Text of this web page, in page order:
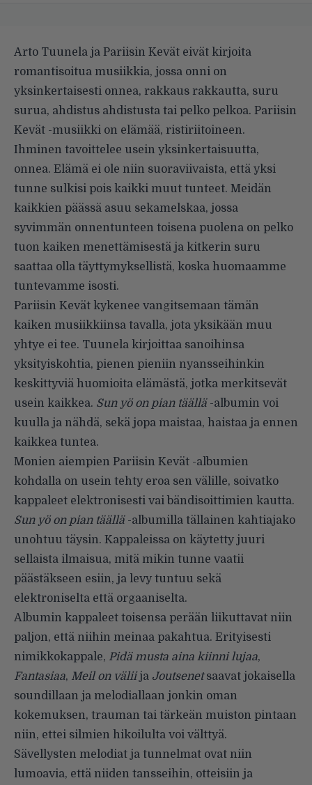
Arto Tuunela ja Pariisin Kevät eivät kirjoita
romantisoitua musiikkia, jossa onni on
yksinkertaisesti onnea, rakkaus rakkautta, suru
surua, ahdistus ahdistusta tai pelko pelkoa. Pariisin
Kevät -musiikki on elämää, ristiriitoineen.
Ihminen tavoittelee usein yksinkertaisuutta,
onnea. Elämä ei ole niin suoraviivaista, että yksi
tunne sulkisi pois kaikki muut tunteet. Meidän
kaikkien päässä asuu sekamelskaa, jossa
syvimmän onnentunteen toisena puolena on pelko
tuon kaiken menettämisestä ja kitkerin suru
saattaa olla täyttymyksellistä, koska huomaamme
tuntevamme isosti.
Pariisin Kevät kykenee vangitsemaan tämän
kaiken musiikkiinsa tavalla, jota yksikään muu
yhtye ei tee. Tuunela kirjoittaa sanoihinsa
yksityiskohtia, pienen pieniin nyansseihinkin
keskittyviä huomioita elämästä, jotka merkitsevät
usein kaikkea. Sun yö on pian täällä -albumin voi
kuulla ja nähdä, sekä jopa maistaa, haistaa ja ennen
kaikkea tuntea.
Monien aiempien Pariisin Kevät -albumien
kohdalla on usein tehty eroa sen välille, soivatko
kappaleet elektronisesti vai bändisoittimien kautta.
Sun yö on pian täällä -albumilla tällainen kahtiajako
unohtuu täysin. Kappaleissa on käytetty juuri
sellaista ilmaisua, mitä mikin tunne vaatii
päästäkseen esiin, ja levy tuntuu sekä
elektroniselta että orgaaniselta.
Albumin kappaleet toisensa perään liikuttavat niin
paljon, että niihin meinaa pakahtua. Erityisesti
nimikkokappale, Pidä musta aina kiinni lujaa,
Fantasiaa, Meil on välii ja Joutsenetsaavat jokaisella
soundillaan ja melodiallaan jonkin oman
kokemuksen, trauman tai tärkeän muiston pintaan
niin, ettei silmien hikoilulta voi välttyä.
Sävellysten melodiat ja tunnelmat ovat niin
lumoavia, että niiden tansseihin, otteisiin ja